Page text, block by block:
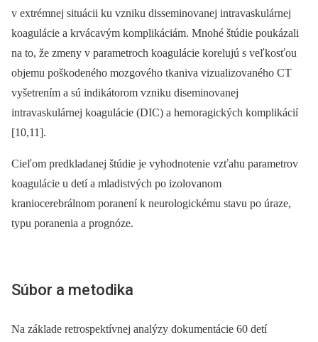
v extrémnej situácii ku vzniku disseminovanej intravaskulárnej
koagulácie a krvácavým komplikáciám. Mnohé štúdie poukázali
na to, že zmeny v parametroch koa­gulácie korelujú s veľkosťou
objemu poškodeného mozgového tkaniva vizualizovaného CT
vyšetrením a sú indikátorom vzniku diseminovanej
intravaskulárnej koagulácie (DIC) a hemoragických komplikácií
[10,11].
Cieľom predkladanej štúdie je vyhodnotenie vzťahu parametrov
koagulácie u detí a mladistvých po izolovanom
kraniocerebrálnom poranení k neurologickému stavu po úraze,
typu poranenia a prognóze.
Súbor a metodika
Na základe retrospektívnej analýzy dokumentácie 60 detí